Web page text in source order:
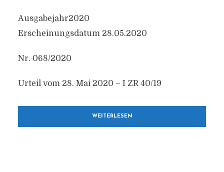
Ausgabejahr2020
Erscheinungsdatum 28.05.2020
Nr. 068/2020
Urteil vom 28. Mai 2020 – I ZR 40/19
WEITERLESEN